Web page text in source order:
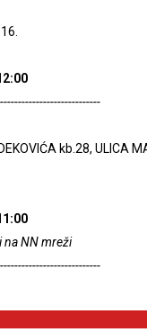
kb.28, ULICA
na NN mreži